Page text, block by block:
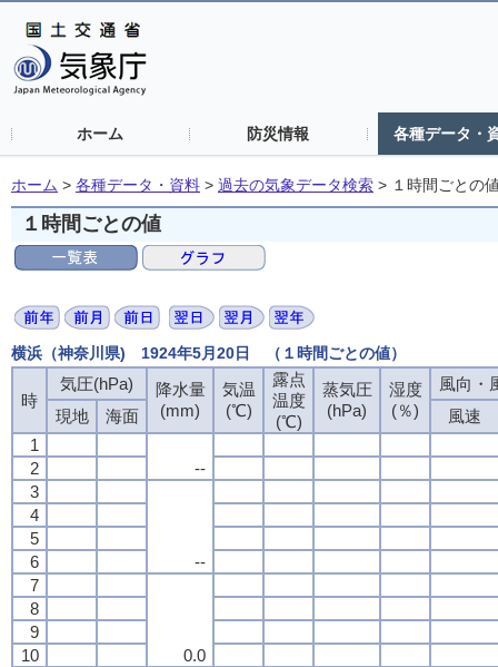
ホーム 防災情報 各種データ・
ホーム > 各種データ・資料 > 過去の気象データ検索 > １時間ごとの
１時間ごとの値
横浜（神奈川県) 1924年5月20日 （１時間ごとの値）
時
気圧(hPa)
降水量
(mm)
気温
(℃)
露点
温度
(℃)
蒸気圧
(hPa)
湿度
(％)
風向・
現地
海面
風速
1
--
2
3
--
4
5
6
7
0.0
8
9
10